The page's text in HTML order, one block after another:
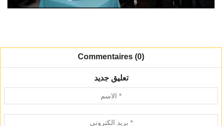
Commentaires (0)
تعليق جديد